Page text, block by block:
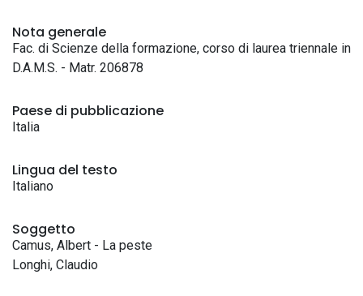
Nota generale
Fac. di Scienze della formazione, corso di laurea triennale in
D.A.M.S. - Matr. 206878
Paese di pubblicazione
Italia
Lingua del testo
Italiano
Soggetto
Camus, Albert - La peste
Longhi, Claudio